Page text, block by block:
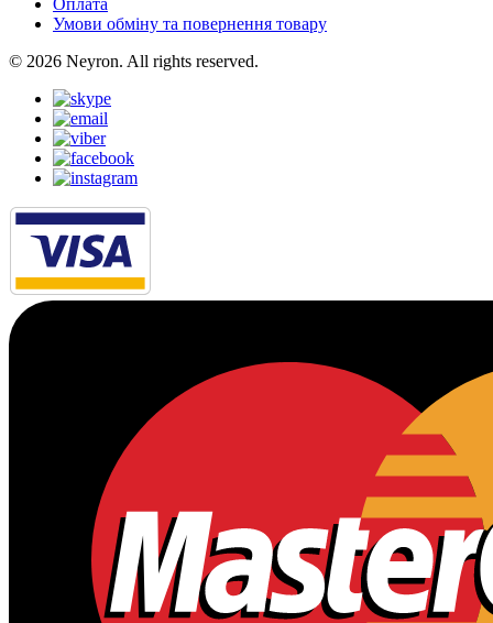
Умови обміну та повернення товару
© 2026 Neyron. All rights reserved.